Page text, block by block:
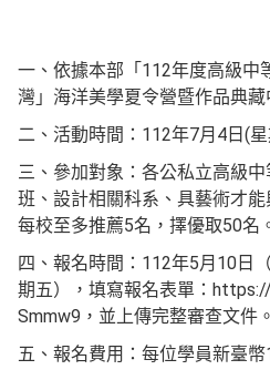
一、依據本部「112年度高級中
灣」海洋美學夏令營暨作品典
二、活動時間：112年7月4日(
三、參加對象：各公私立高級
班、設計相關科系、具藝術才
每校至多推薦5名，擇優取50名
四、報名時間：112年5月10日
期五），填寫報名表單：
Smmw9，並上傳完整審查文件。
五、報名費用：每位學員新臺幣